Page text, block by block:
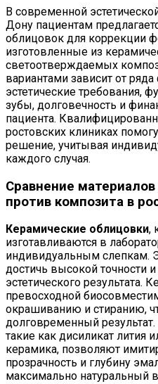
В современной
Дону пациентам
облицовок для коррекции
изготовленные из
светоотверждаемых
вариантами зависит от
эстетические требования,
зубы, долговечность и
пациента.
ростовских клиниках
решение, учитывая
каждого случая.
Сравнение
против композита в
Керамические облицовки,
изготавливаются в
индивидуальным слепкам.
достичь высокой точности
эстетического результата.
превосходной
окрашиванию и стиранию,
долговременный
такие как дисиликат лития
керамика, позволяют
прозрачность и глубину
максимально натуральный